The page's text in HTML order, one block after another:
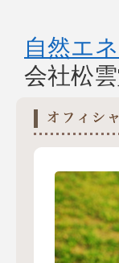
自然エ
会社松